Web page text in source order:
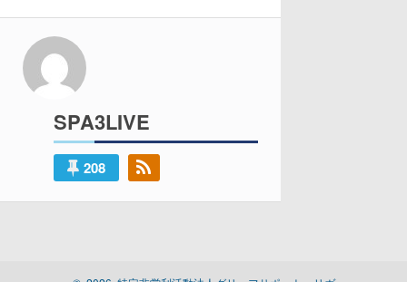
ー
シ
ョ
ンSPA3LIVE
208